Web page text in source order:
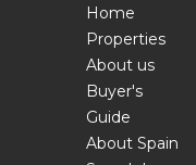
Home
Properties
About us
Buyer's
Guide
About Spain